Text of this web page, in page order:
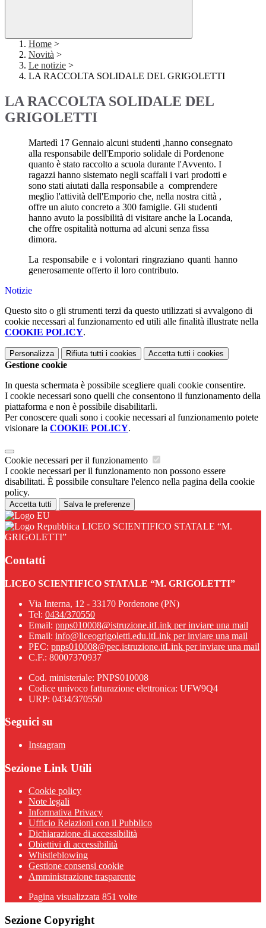
Home >
Novità >
Le notizie >
LA RACCOLTA SOLIDALE DEL GRIGOLETTI
LA RACCOLTA SOLIDALE DEL
GRIGOLETTI
Martedì 17 Gennaio alcuni studenti ,hanno consegnato
alla responsabile dell'Emporio solidale di Pordenone
quanto è stato raccolto a scuola durante l'Avvento. I
ragazzi hanno sistemato negli scaffali i vari prodotti e
sono stati aiutati dalla responsabile a comprendere
meglio l'attività dell'Emporio che, nella nostra città ,
offre un aiuto concreto a 300 famiglie. Gli studenti
hanno avuto la possibilità di visitare anche la Locanda,
che offre ospitalità notturna ad alcuni senza fissa
dimora.
La responsabile e i volontari ringraziano quanti hanno
generosamente offerto il loro contributo.
Notizie
Questo sito o gli strumenti terzi da questo utilizzati si avvalgono di
cookie necessari al funzionamento ed utili alle finalità illustrate nella
COOKIE POLICY.
Personalizza Rifiuta tutti i cookies Accetta tutti i cookies
Gestione cookie
In questa schermata è possibile scegliere quali cookie consentire.
I cookie necessari sono quelli che consentono il funzionamento della
piattaforma e non è possibile disabilitarli.
Per conoscere quali sono i cookie necessari al funzionamento potete
visionare la COOKIE POLICY.
Cookie necessari per il funzionamento
I cookie necessari per il funzionamento non possono essere
disabilitati. È possibile consultare l'elenco nella pagina della cookie
policy.
Accetta tutti Salva le preferenze
LICEO SCIENTIFICO STATALE “M.
GRIGOLETTI”
Contatti
LICEO SCIENTIFICO STATALE “M. GRIGOLETTI”
Via Interna, 12 - 33170 Pordenone (PN)
Tel: 0434/370550
Email: pnps010008@istruzione.itLink per inviare una mail
Email: info@liceogrigoletti.edu.itLink per inviare una mail
PEC: pnps010008@pec.istruzione.itLink per inviare una mail
C.F.: 80007370937
Cod. ministeriale: PNPS010008
Codice univoco fatturazione elettronica: UFW9Q4
URP: 0434/370550
Seguici su
Instagram
Sezione Link Utili
Cookie policy
Note legali
Informativa Privacy
Ufficio Relazioni con il Pubblico
Dichiarazione di accessibilità
Obiettivi di accessibilità
Whistleblowing
Gestione consensi cookie
Amministrazione trasparente
Pagina visualizzata 851 volte
Sezione Copyright